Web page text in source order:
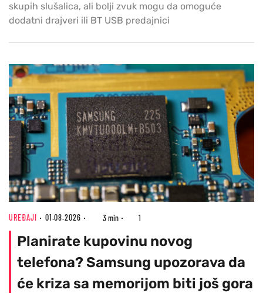
skupih slušalica, ali bolji zvuk mogu da omoguće
dodatni drajveri ili BT USB predajnici
UREĐAJI 01.08.2026 3 min 1
Planirate kupovinu novog
telefona? Samsung upozorava da
će kriza sa memorijom biti još gora